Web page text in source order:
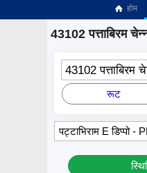
होम
43102 पत्ताबिरम
43102
रूट